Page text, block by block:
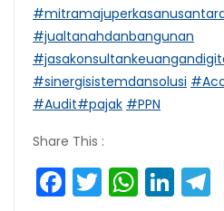
#jualtanahdanbangunan
#sinergisistemdansolusi
#Audit#pajak #PPN
Share This :
Facebook
Twitter